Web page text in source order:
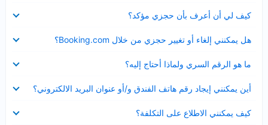
كيف لي أن أعرف بأن حجزي مؤكد؟
مصغر
هل يمكنني إلغاء أو تغيير حجزي من خلال Booking.com؟
مصغر
ما هو الرقم السري ولماذا أحتاج إليه؟
مصغر
أين يمكنني إيجاد رقم هاتف الفندق و/أو عنوان البريد الالكتروني؟
عرض
مصغر
كيف يمكنني الاطلاع على التكلفة؟
مصغر